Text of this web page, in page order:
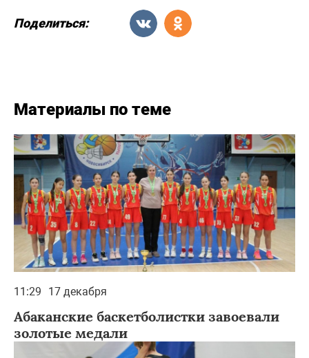
Поделиться:
Материалы по теме
11:29 17 декабря
Абаканские баскетболистки завоевали
золотые медали